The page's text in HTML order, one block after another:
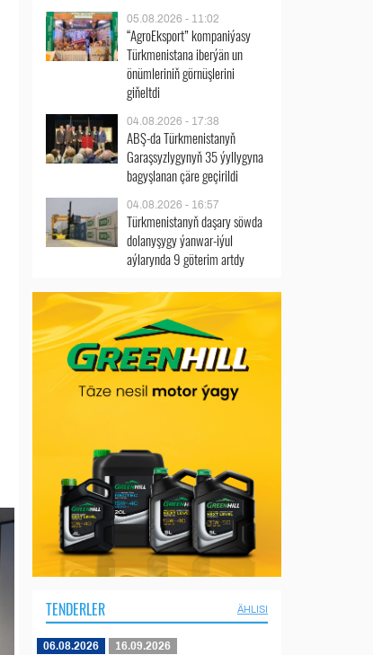
05.08.2026 - 11:02
“AgroEksport” kompaniýasy
Türkmenistana iberýän un
önümleriniň görnüşlerini
giňeltdi
04.08.2026 - 17:38
ABŞ-da Türkmenistanyň
Garaşsyzlygynyň 35 ýyllygyna
bagyşlanan çäre geçirildi
04.08.2026 - 16:57
Türkmenistanyň daşary söwda
dolanyşygy ýanwar-iýul
aýlarynda 9 göterim artdy
TENDERLER ÄHLISI
06.08.2026 16.09.2026